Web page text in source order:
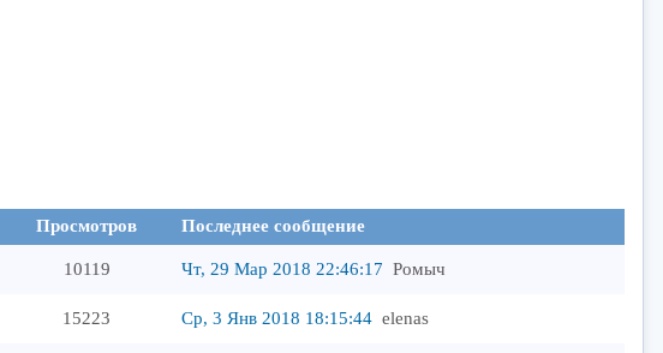
Просмотров Последнее сообщение
10119 Чт, 29 Мар 2018 22:46:17 Ромыч
15223 Ср, 3 Янв 2018 18:15:44 elenas